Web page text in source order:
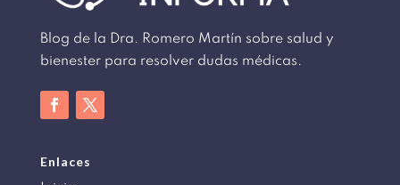
Blog de la Dra. Romero Martín sobre salud y
bienester para resolver dudas médicas.
Enlaces